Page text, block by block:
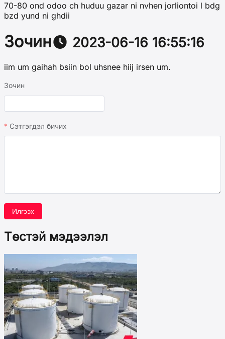
70-80 ond odoo ch huduu gazar ni nvhen jorliontoi l bdg
bzd yund ni ghdii
Зочин 2023-06-16 16:55:16
iim um gaihah bsiin bol uhsnee hiij irsen um.
Зочин
Сэтгэгдэл бичих
Илгээх
Төстэй мэдээлэл